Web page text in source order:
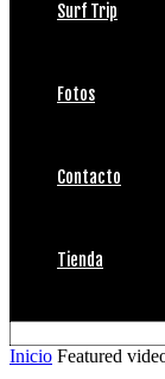
Surf Trip
Fotos
Contacto
Tienda
Inicio Featured